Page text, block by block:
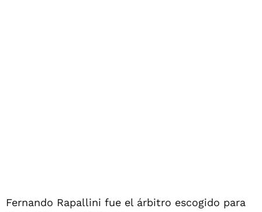
Fernando Rapallini fue el árbitro escogido para